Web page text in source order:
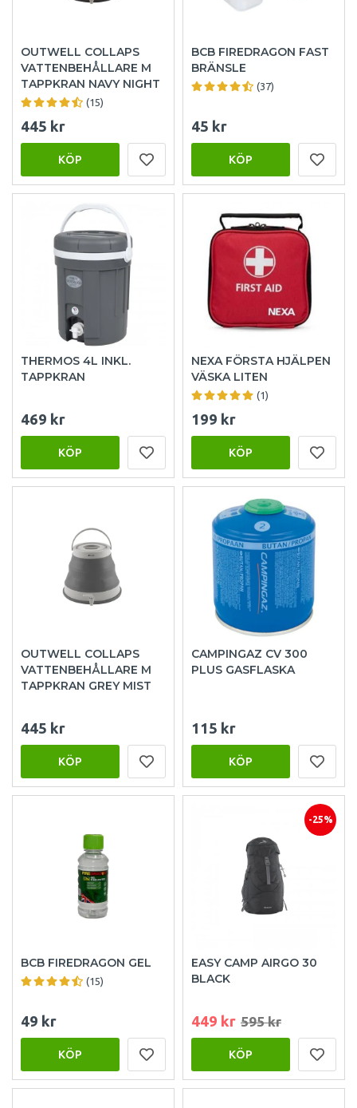
OUTWELL COLLAPS
VATTENBEHÅLLARE M
TAPPKRAN NAVY NIGHT
(15)
445 kr
KÖP
BCB FIREDRAGON FAST
BRÄNSLE
(37)
45 kr
KÖP
THERMOS 4L INKL.
TAPPKRAN
469 kr
KÖP
NEXA FÖRSTA HJÄLPEN
VÄSKA LITEN
(1)
199 kr
KÖP
OUTWELL COLLAPS
VATTENBEHÅLLARE M
TAPPKRAN GREY MIST
445 kr
KÖP
CAMPINGAZ CV 300
PLUS GASFLASKA
115 kr
KÖP
BCB FIREDRAGON GEL
(15)
49 kr
KÖP
-25%
EASY CAMP AIRGO 30
BLACK
449 kr 595 kr
KÖP